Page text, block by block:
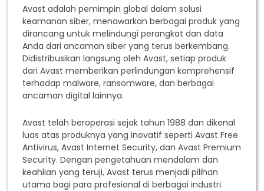
Avast adalah pemimpin global dalam solusi
keamanan siber, menawarkan berbagai produk yang
dirancang untuk melindungi perangkat dan data
Anda dari ancaman siber yang terus berkembang.
Didistribusikan langsung oleh Avast, setiap produk
dari Avast memberikan perlindungan komprehensif
terhadap malware, ransomware, dan berbagai
ancaman digital lainnya.
Avast telah beroperasi sejak tahun 1988 dan dikenal
luas atas produknya yang inovatif seperti Avast Free
Antivirus, Avast Internet Security, dan Avast Premium
Security. Dengan pengetahuan mendalam dan
keahlian yang teruji, Avast terus menjadi pilihan
utama bagi para profesional di berbagai industri.